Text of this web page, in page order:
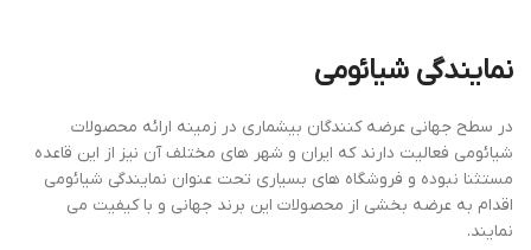
نمایندگی شیائومی
در سطح جهانی عرضه کنندگان بیشماری در زمینه ارائه محصولات
شیائومی فعالیت دارند که ایران و شهر های مختلف آن نیز از این قاعده
مستثنا نبوده و فروشگاه های بسیاری تحت عنوان نمایندگی شیائومی
اقدام به عرضه بخشی از محصولات این برند جهانی و با کیفیت می
نمایند.